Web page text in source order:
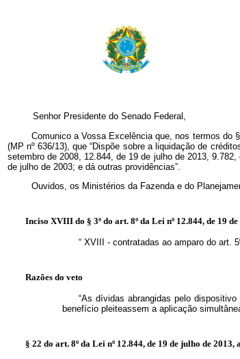
Senhor Presidente do Senado Federal,
Comunico a Vossa Excelência que, nos termos do
(MP nº 636/13), que “Dispõe sobre a liquidação de
setembro de 2008, 12.844, de 19 de julho de 2013,
de julho de 2003; e dá outras providências”.
Ouvidos, os Ministérios da Fazenda e do
Inciso XVIII do § 3º do art. 8º da Lei nº 12.844, de 19
“ XVIII - contratadas ao amparo do art.
Razões do veto
“As dívidas abrangidas pelo
benefício pleiteassem a aplicação
§ 22 do art. 8ºda Lei nº 12.844, de 19 de julho de